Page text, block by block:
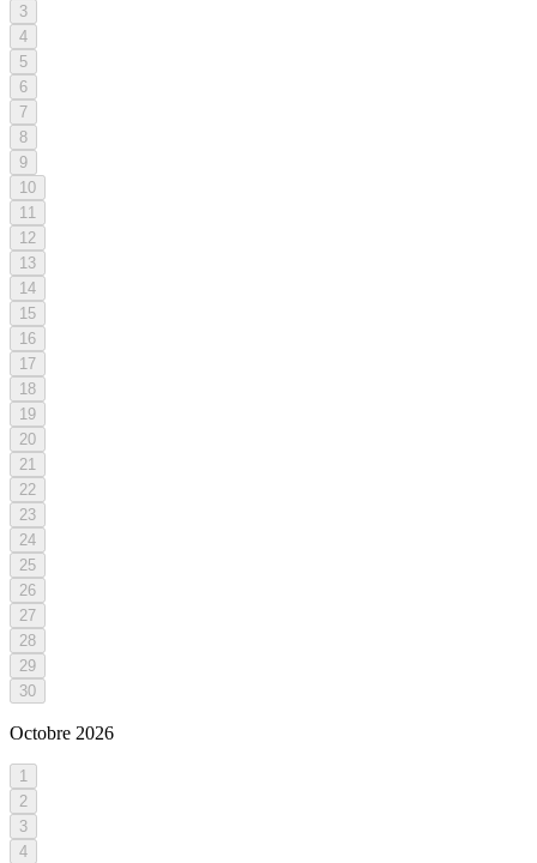
3
4
5
6
7
8
9
10
11
12
13
14
15
16
17
18
19
20
21
22
23
24
25
26
27
28
29
30
Octobre 2026
1
2
3
4